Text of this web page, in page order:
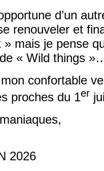
d’un
renouveler et
» mais je pense
« Wild things
confortable
proches du 1er
2026